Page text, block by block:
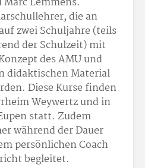
die an
zwei Schuljahre (teils
der Schulzeit) mit
des AMU und
didaktischen Material
Diese Kurse finden
Weywertz und in
statt. Zudem
während der Dauer
persönlichen Coach
begleitet.